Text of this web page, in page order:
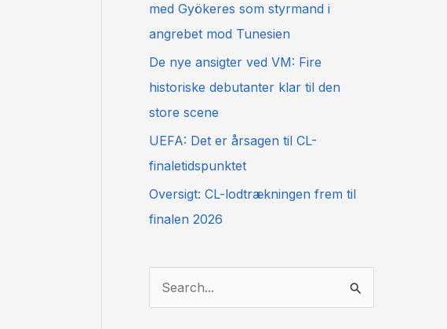
med Gyökeres som styrmand i
angrebet mod Tunesien
De nye ansigter ved VM: Fire
historiske debutanter klar til den
store scene
UEFA: Det er årsagen til CL-
finaletidspunktet
Oversigt: CL-lodtrækningen frem til
finalen 2026